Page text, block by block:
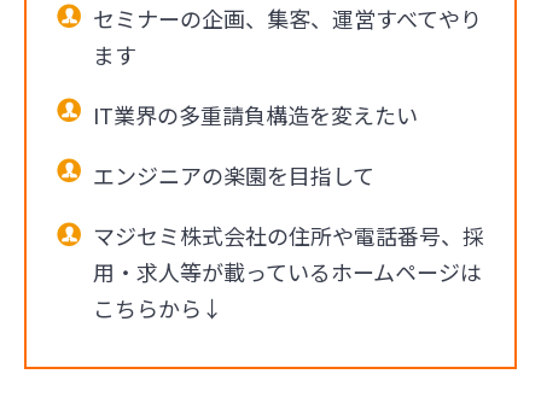
セミナーの企画、集客、運営すべてやり
ます
IT業界の多重請負構造を変えたい
エンジニアの楽園を目指して
マジセミ株式会社の住所や電話番号、採
用・求人等が載っているホームページは
こちらから↓